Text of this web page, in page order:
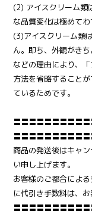
(2) アイスクリーム類
な品質変化は極めてわ
(3)アイスクリーム類
ん。即ち、外観がき
などの理由により、
方法を省略すること
ているためです。
〓〓〓〓〓〓〓〓〓
〓〓〓〓〓〓〓〓〓
商品の発送後はキャ
い申し上げます。
お客様のご都合によ
に代引き手数料は、お
〓〓〓〓〓〓〓〓〓